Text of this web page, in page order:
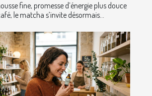
fine, promesse d’énergie plus douce
le matcha s’invite désormais...